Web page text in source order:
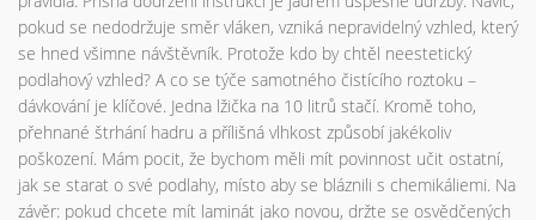
pokud se nedodržuje směr vláken, vzniká nepravidelný vzhled, který
se hned všimne návštěvník. Protože kdo by chtěl neestetický
podlahový vzhled? A co se týče samotného čistícího roztoku –
dávkování je klíčové. Jedna lžička na 10 litrů stačí. Kromě toho,
přehnané štrhání hadru a přílišná vlhkost způsobí jakékoliv
poškození. Mám pocit, že bychom měli mít povinnost učit ostatní,
jak se starat o své podlahy, místo aby se bláznili s chemikáliemi. Na
závěr: pokud chcete mít laminát jako novou, držte se osvědčených